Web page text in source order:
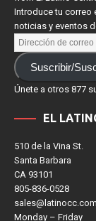
from El Latino
Introduce tu
noticias y eventos
Únete a otros 877
510 de la Vina St.
Santa Barbara
CA 93101
805-836-0528
sales@latinocc.com